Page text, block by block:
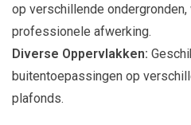
op verschillende
professionele afwerking.
Diverse Oppervlakken:
buitentoepassingen op
plafonds.